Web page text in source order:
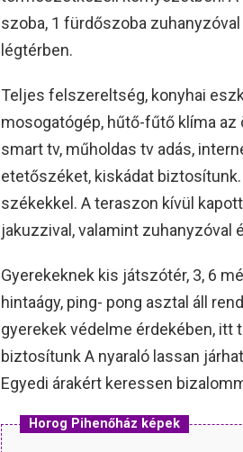
szoba, 1 fürdőszoba
légtérben.
Teljes felszereltség, konyhai
mosogatógép, hűtő-fűtő klíma
smart tv, műholdas tv adás,
etetőszéket, kiskádat
székekkel. A teraszon kívül
jakuzzival, valamint zuhanyzóval
Gyerekeknek kis játszótér, 3, 6
hintaágy, ping- pong asztal áll
gyerekek védelme érdekében,
biztosítunk A nyaraló lassan
Egyedi árakért keressen
Horog Pihenőház képek